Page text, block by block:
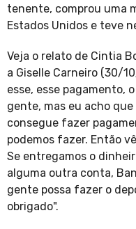
tenente, comprou uma
Estados Unidos e teve
Veja o relato de Cintia
a Giselle Carneiro (30/
esse, esse pagamento,
gente, mas eu acho
consegue fazer
podemos fazer. Então
Se entregamos o
alguma outra conta,
gente possa fazer o
obrigado".